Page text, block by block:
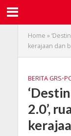
Home »
kerajaan dan
BERITA GRS•
2.0’,